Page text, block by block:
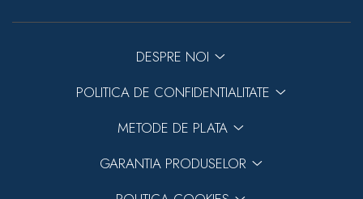
DESPRE NOI
POLITICA DE CONFIDENTIALITATE
METODE DE PLATA
GARANTIA PRODUSELOR